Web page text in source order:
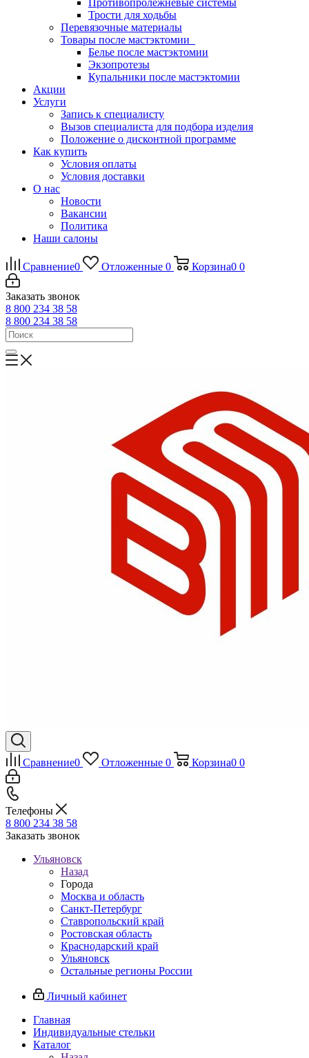
Противопролежневые системы
Трости для ходьбы
Перевязочные материалы
Товары после мастэктомии
Белье после мастэктомии
Экзопротезы
Купальники после мастэктомии
Акции
Услуги
Запись к специалисту
Вызов специалиста для подбора изделия
Положение о дисконтной программе
Как купить
Условия оплаты
Условия доставки
О нас
Новости
Вакансии
Политика
Наши салоны
Сравнение0 Отложенные 0 Корзина0 0
Заказать звонок
8 800 234 38 58
8 800 234 38 58
Сравнение0 Отложенные 0 Корзина0 0
Телефоны
8 800 234 38 58
Заказать звонок
Ульяновск
Назад
Города
Москва и область
Санкт-Петербург
Ставропольский край
Ростовская область
Краснодарский край
Ульяновск
Остальные регионы России
Личный кабинет
Главная
Индивидуальные стельки
Каталог